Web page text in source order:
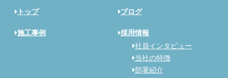
トップ ブログ
施工事例
採用情報
社員インタビュー
当社の特徴
部署紹介